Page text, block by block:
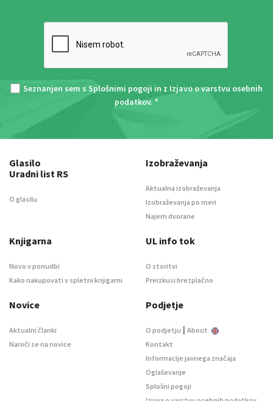
Seznanjen sem s Splošnimi pogoji in z Izjavo o varstvu osebnih
podatkov. *
Glasilo
Uradni list RS
O glasilu
Izobraževanja
Aktualna izobraževanja
Izobraževanja po meri
Najem dvorane
Knjigarna
Novo v ponudbi
Kako nakupovati v spletni knjigarni
UL info tok
O storitvi
Preizkusi brezplačno
Novice
Aktualni članki
Naroči se na novice
Podjetje
O podjetju | About
Kontakt
Informacije javnega značaja
Oglaševanje
Splošni pogoji